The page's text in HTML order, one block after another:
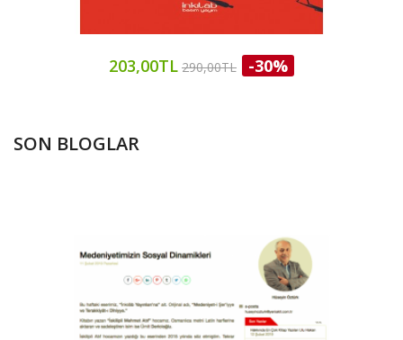
203,00TL 290,00TL -30%
SON BLOGLAR